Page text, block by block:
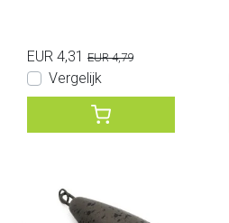
EUR 4,31 EUR 4,79
Vergelijk